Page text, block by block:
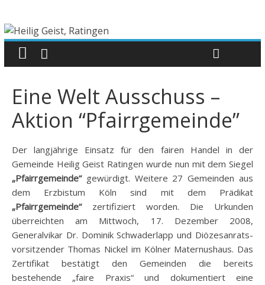
Eine Welt Ausschuss –
Aktion “Pfairrgemeinde”
Der langjährige Einsatz für den fairen Handel in der
Gemeinde Heilig Geist Ratingen wurde nun mit dem Siegel
„Pfairrgemeinde“gewürdigt. Weitere 27 Gemeinden aus
dem Erzbistum Köln sind mit dem Prädikat
„Pfairrgemeinde“zertifiziert worden. Die Urkunden
überreichten am Mittwoch, 17. Dezember 2008,
Generalvikar Dr. Dominik Schwaderlapp und Diözesanrats-
vorsitzender Thomas Nickel im Kölner Maternushaus. Das
Zertifikat bestätigt den Gemeinden die bereits
bestehende „faire Praxis“ und dokumentiert eine